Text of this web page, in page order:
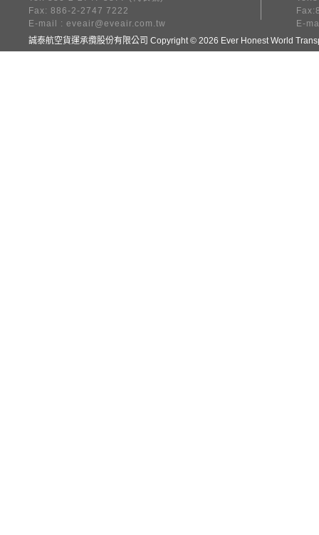
Fax: 886-2-2747 7222
E-mail : eveair@eveair.com.tw
E-
誠泰航空貨運承攬股份有限公司 Copyright © 2026 Ever Honest World